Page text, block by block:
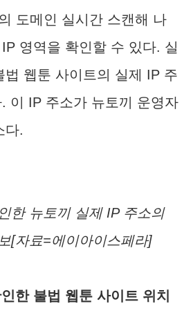
도메인 실시간 스캔해 나
영역을 확인할 수 있다. 실
웹툰 사이트의 실제 IP 주
이 IP 주소가 뉴토끼 운영자
다.
한 뉴토끼 실제 IP 주소의
[자료=에이아이스페라]
한 불법 웹툰 사이트 위치